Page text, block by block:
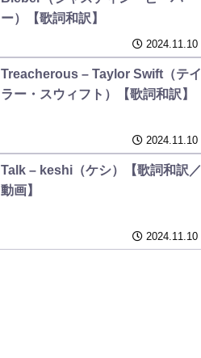
ー）【歌詞和訳】
2024.11.10
Treacherous – Taylor Swift（テイ
ラー・スウィフト）【歌詞和訳】
2024.11.10
Talk – keshi（ケシ）【歌詞和訳／
動画】
2024.11.10